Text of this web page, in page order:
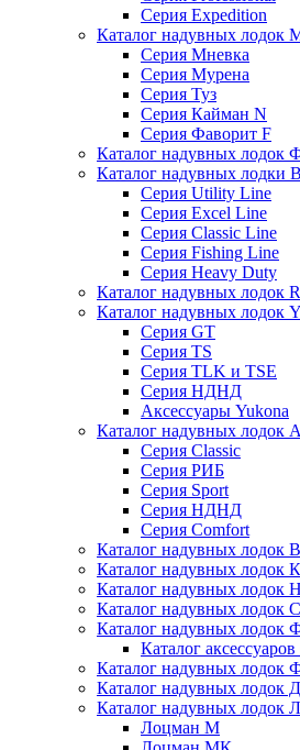
Серия Expedition
Каталог надувных лодок
Серия Мневка
Серия Мурена
Серия Туз
Серия Кайман N
Серия Фаворит F
Каталог надувных лодок
Каталог надувных лодки
Серия Utility Line
Серия Excel Line
Серия Classic Line
Серия Fishing Line
Серия Heavy Duty
Каталог надувных лодок
Каталог надувных лодок
Серия GT
Серия TS
Серия TLK и TSE
Серия НДНД
Аксессуары Yukona
Каталог надувных лодок
Серия Classic
Серия РИБ
Серия Sport
Серия НДНД
Серия Comfort
Каталог надувных лодок
Каталог надувных лодок
Каталог надувных лодок
Каталог надувных лодок
Каталог надувных лодок
Каталог
Каталог надувных лодок
Каталог надувных лодок
Каталог надувных лодок
Лоцман М